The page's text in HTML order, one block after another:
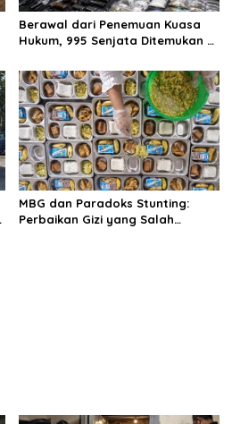
Berawal dari Penemuan Kuasa
Hukum, 995 Senjata Ditemukan di
MBG dan Paradoks Stunting:
Perbaikan Gizi yang Salah